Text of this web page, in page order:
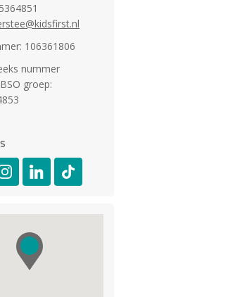
106361806
nummer
groep: